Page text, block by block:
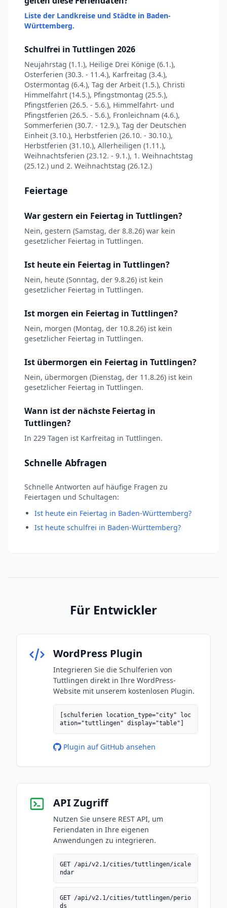
Liste der Landkreise und Städte in Baden-
Württemberg.
Schulfrei in Tuttlingen 2026
Neujahrstag (1.1.), Heilige Drei Könige (6.1.),
Osterferien (30.3. - 11.4.), Karfreitag (3.4.),
Ostermontag (6.4.), Tag der Arbeit (1.5.), Christi
Himmelfahrt (14.5.), Pfingstmontag (25.5.),
Pfingstferien (26.5. - 5.6.), Himmelfahrt- und
Pfingstferien (26.5. - 5.6.), Fronleichnam (4.6.),
Sommerferien (30.7. - 12.9.), Tag der Deutschen
Einheit (3.10.), Herbstferien (26.10. - 30.10.),
Herbstferien (31.10.), Allerheiligen (1.11.),
Weihnachtsferien (23.12. - 9.1.), 1. Weihnachtstag
(25.12.) und 2. Weihnachtstag (26.12.)
Feiertage
War gestern ein Feiertag in Tuttlingen?
Nein, gestern (Samstag, der 8.8.26) war kein
gesetzlicher Feiertag in Tuttlingen.
Ist heute ein Feiertag in Tuttlingen?
Nein, heute (Sonntag, der 9.8.26) ist kein
gesetzlicher Feiertag in Tuttlingen.
Ist morgen ein Feiertag in Tuttlingen?
Nein, morgen (Montag, der 10.8.26) ist kein
gesetzlicher Feiertag in Tuttlingen.
Ist übermorgen ein Feiertag in Tuttlingen?
Nein, übermorgen (Dienstag, der 11.8.26) ist kein
gesetzlicher Feiertag in Tuttlingen.
Wann ist der nächste Feiertag in
Tuttlingen?
In 229 Tagen ist Karfreitag in Tuttlingen.
Schnelle Abfragen
Schnelle Antworten auf häufige Fragen zu
Feiertagen und Schultagen:
Ist heute ein Feiertag in Baden-Württemberg?
Ist heute schulfrei in Baden-Württemberg?
Für Entwickler
WordPress Plugin
Integrieren Sie die Schulferien von
Tuttlingen direkt in Ihre WordPress-
Website mit unserem kostenlosen Plugin.
[schulferien location_type="city" loc
ation="tuttlingen" display="table"]
Plugin auf GitHub ansehen
API Zugriff
Nutzen Sie unsere REST API, um
Feriendaten in Ihre eigenen
Anwendungen zu integrieren.
GET /api/v2.1/cities/tuttlingen/icale
ndar
GET /api/v2.1/cities/tuttlingen/perio
ds